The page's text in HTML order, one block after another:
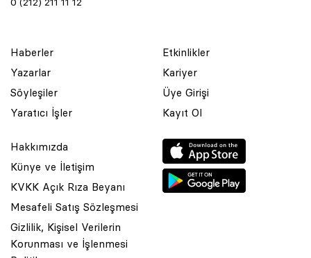
Haberler
Yazarlar
Söyleşiler
Yaratıcı İşler
Etkinlikler
Kariyer
Üye Girişi
Kayıt Ol
Hakkımızda
Künye ve İletişim
KVKK Açık Rıza Beyanı
Mesafeli Satış Sözleşmesi
Gizlilik, Kişisel Verilerin
Korunması ve İşlenmesi